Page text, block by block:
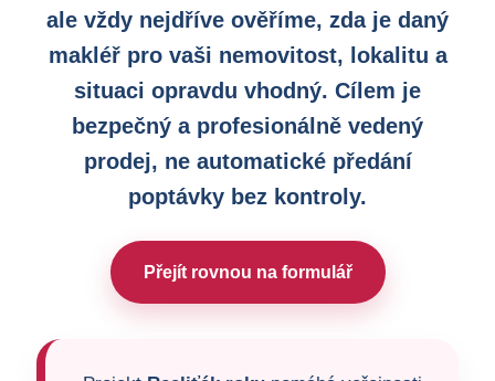
ale vždy nejdříve ověříme, zda je daný
makléř pro vaši nemovitost, lokalitu a
situaci opravdu vhodný. Cílem je
bezpečný a profesionálně vedený
prodej, ne automatické předání
poptávky bez kontroly.
Přejít rovnou na formulář